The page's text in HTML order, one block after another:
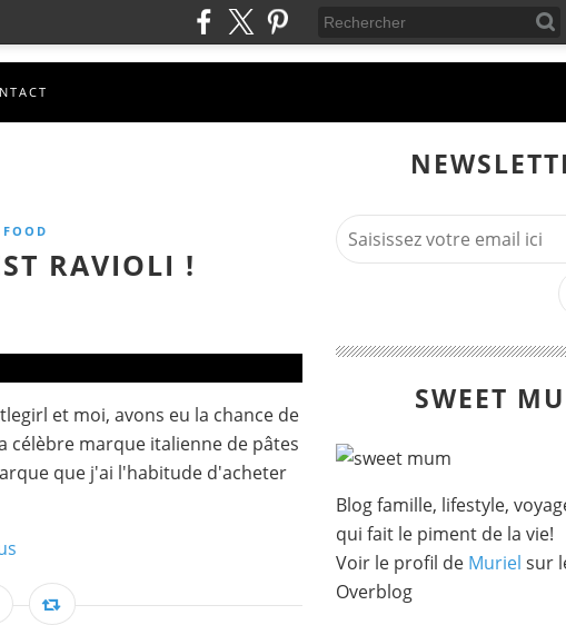
FOOD
RAVIOLI !
et moi, avons eu la chance de
célèbre marque italienne de pâtes
que j'ai l'habitude d'acheter
SWEET
Blog famille, lifestyle,
qui fait le piment de la vie!
Voir le profil de Muriel sur
Overblog